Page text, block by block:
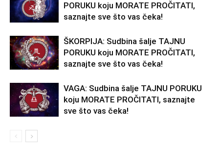
PORUKU koju MORATE PROČITATI,
saznajte sve što vas čeka!
ŠKORPIJA: Sudbina šalje TAJNU
PORUKU koju MORATE PROČITATI,
saznajte sve što vas čeka!
VAGA: Sudbina šalje TAJNU PORUKU
koju MORATE PROČITATI, saznajte
sve što vas čeka!